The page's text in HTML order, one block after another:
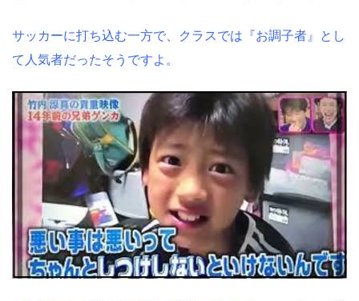
サッカーに打ち込む一方で、クラスでは『お調子者』とし
て人気者だったそうですよ。